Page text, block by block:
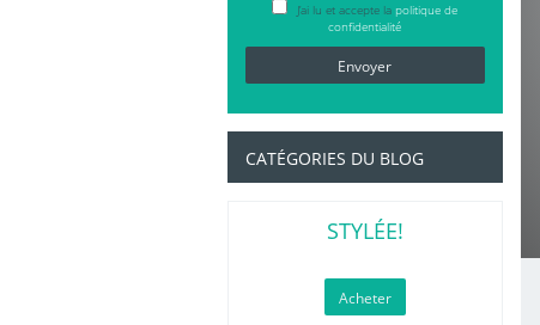
J’ai lu et accepte la politique de
confidentialité
CATÉGORIES DU BLOG
STYLÉE!
Acheter